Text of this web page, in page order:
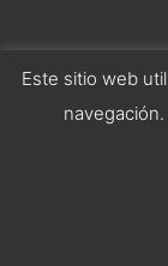
Este sitio web
navegación.